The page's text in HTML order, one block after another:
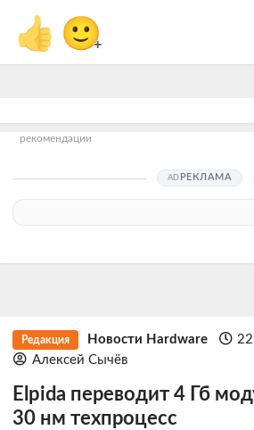
👍 🙂+
рекомендации
РЕКЛАМА
Редакция Новости Hardware
Алексей Сычёв
Elpida переводит 4 Гб
30 нм техпроцесс